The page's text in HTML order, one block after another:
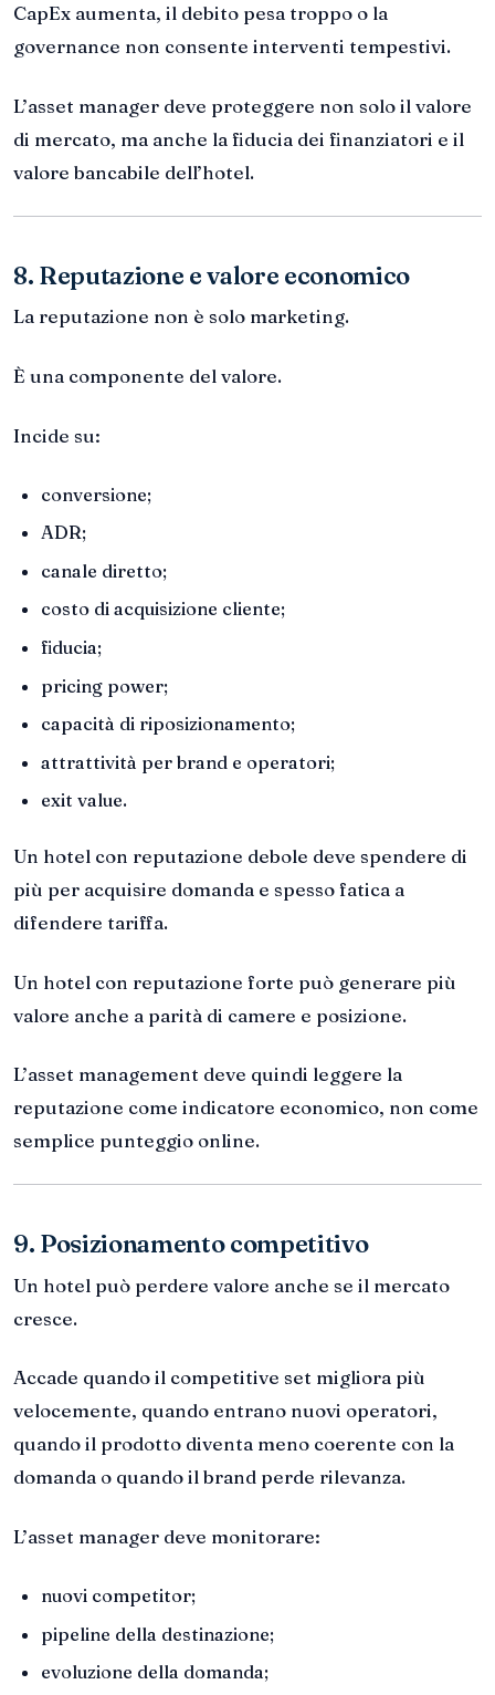
CapEx aumenta, il debito pesa troppo o la
governance non consente interventi tempestivi.
L’asset manager deve proteggere non solo il valore
di mercato, ma anche la fiducia dei finanziatori e il
valore bancabile dell’hotel.
8. Reputazione e valore economico
La reputazione non è solo marketing.
È una componente del valore.
Incide su:
conversione;
ADR;
canale diretto;
costo di acquisizione cliente;
fiducia;
pricing power;
capacità di riposizionamento;
attrattività per brand e operatori;
exit value.
Un hotel con reputazione debole deve spendere di
più per acquisire domanda e spesso fatica a
difendere tariffa.
Un hotel con reputazione forte può generare più
valore anche a parità di camere e posizione.
L’asset management deve quindi leggere la
reputazione come indicatore economico, non come
semplice punteggio online.
9. Posizionamento competitivo
Un hotel può perdere valore anche se il mercato
cresce.
Accade quando il competitive set migliora più
velocemente, quando entrano nuovi operatori,
quando il prodotto diventa meno coerente con la
domanda o quando il brand perde rilevanza.
L’asset manager deve monitorare:
nuovi competitor;
pipeline della destinazione;
evoluzione della domanda;